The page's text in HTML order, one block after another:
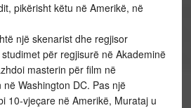
pikërisht këtu në Amerikë, në
një skenarist dhe regjisor
për regjisurë në Akademinë
masterin për film në
Washington DC. Pas një
10-vjeçare në Amerikë, Murataj u